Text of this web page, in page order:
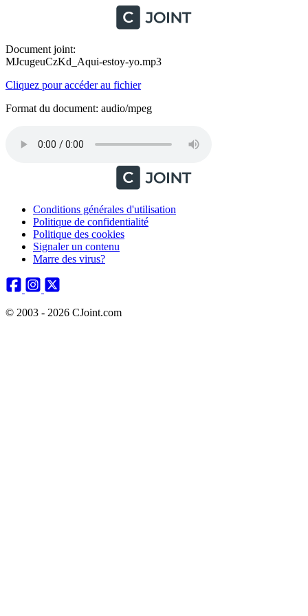
Document joint:
MJcugeuCzKd_Aqui-estoy-yo.mp3
Cliquez pour accéder au fichier
Format du document: audio/mpeg
Conditions générales d'utilisation
Politique de confidentialité
Politique des cookies
Signaler un contenu
Marre des virus?
© 2003 - 2026 CJoint.com